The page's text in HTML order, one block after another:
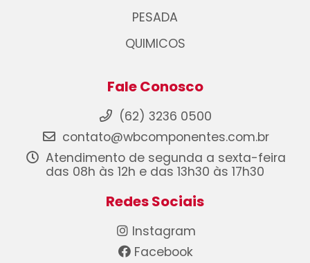
PESADA
QUIMICOS
Fale Conosco
(62) 3236 0500
contato@wbcomponentes.com.br
Atendimento de segunda a sexta-feira
das 08h às 12h e das 13h30 às 17h30
Redes Sociais
Instagram
Facebook